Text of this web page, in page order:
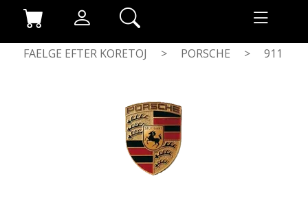
FAELGE EFTER KORETOJ > PORSCHE > 911